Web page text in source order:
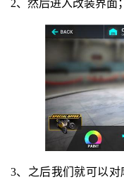
2、然后进入改装界面；
3、之后我们就可以